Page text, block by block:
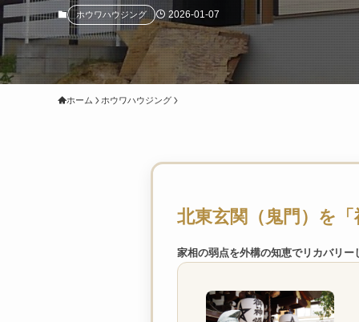
ホウワハウジング 2026-01-07
ホーム ホウワハウジング
北東玄関（鬼門）を
家相の弱点を外構の知恵でリカバリ